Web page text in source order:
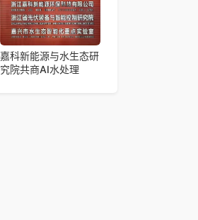
嘉科新能源与水生态研
究院共商AI水处理